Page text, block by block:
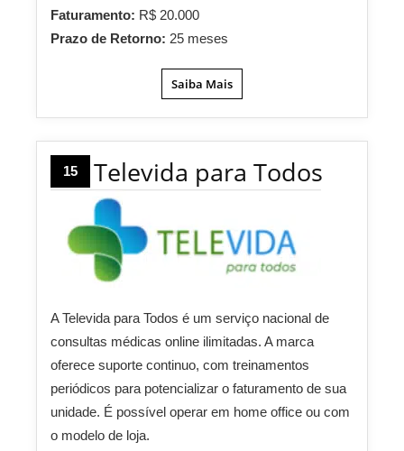
Faturamento: R$ 20.000
Prazo de Retorno: 25 meses
Saiba Mais
15 Televida para Todos
A Televida para Todos é um serviço nacional de
consultas médicas online ilimitadas. A marca
oferece suporte continuo, com treinamentos
periódicos para potencializar o faturamento de sua
unidade. É possível operar em home office ou com
o modelo de loja.